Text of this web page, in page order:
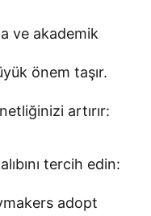
ve akademik
önem taşır.
artırır:
tercih edin:
adopt